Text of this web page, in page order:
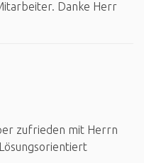
Danke Herr
zufrieden mit Herrn